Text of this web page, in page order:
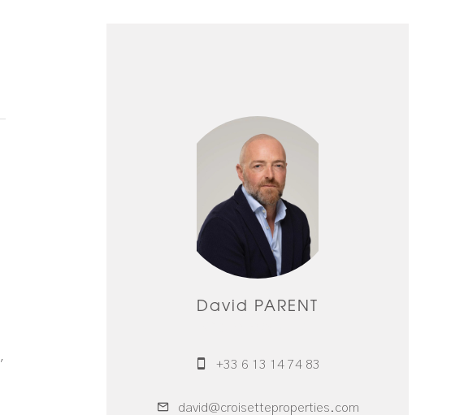
David PARENT
+33 6 13 14 74 83
david@croisetteproperties.com